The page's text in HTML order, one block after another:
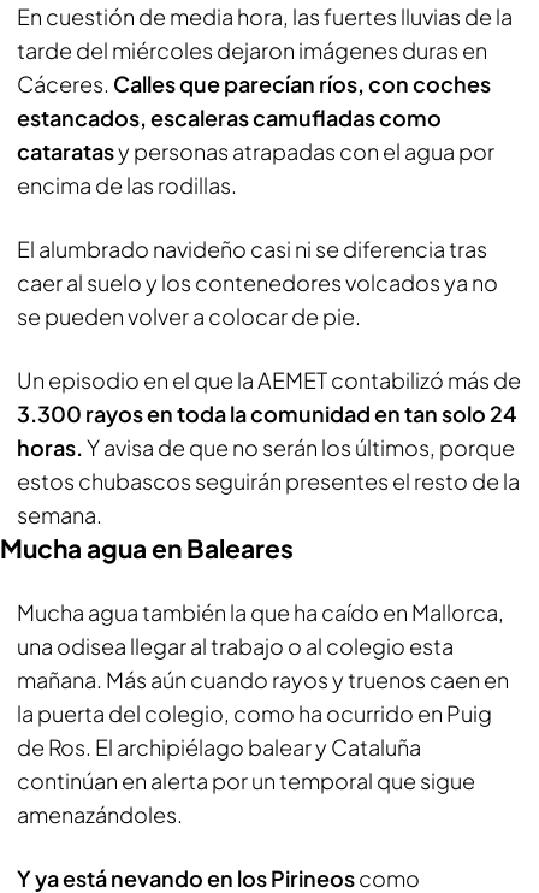
En cuestión de media hora, las fuertes lluvias de la
tarde del miércoles dejaron imágenes duras en
Cáceres. Calles que parecían ríos, con coches
estancados, escaleras camufladas como
cataratasy personas atrapadas con el agua por
encima de las rodillas.
El alumbrado navideño casi ni se diferencia tras
caer al suelo y los contenedores volcados ya no
se pueden volver a colocar de pie.
Un episodio en el que la AEMET contabilizó más de
3.300 rayos en toda la comunidad en tan solo 24
horas.Y avisa de que no serán los últimos, porque
estos chubascos seguirán presentes el resto de la
semana.
Mucha agua en Baleares
Mucha agua también la que ha caído en Mallorca,
una odisea llegar al trabajo o al colegio esta
mañana. Más aún cuando rayos y truenos caen en
la puerta del colegio, como ha ocurrido en Puig
de Ros. El archipiélago balear y Cataluña
continúan en alerta por un temporal que sigue
amenazándoles.
Y ya está nevando en los Pirineoscomo